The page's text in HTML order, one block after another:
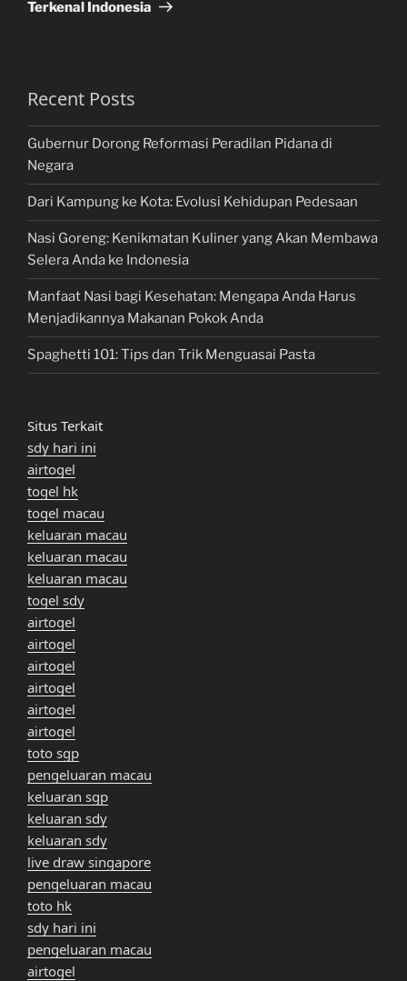
Terkenal Indonesia
Recent Posts
Gubernur Dorong Reformasi Peradilan Pidana di
Negara
Dari Kampung ke Kota: Evolusi Kehidupan Pedesaan
Nasi Goreng: Kenikmatan Kuliner yang Akan Membawa
Selera Anda ke Indonesia
Manfaat Nasi bagi Kesehatan: Mengapa Anda Harus
Menjadikannya Makanan Pokok Anda
Spaghetti 101: Tips dan Trik Menguasai Pasta
Situs Terkait
sdy hari ini
airtogel
togel hk
togel macau
keluaran macau
keluaran macau
keluaran macau
togel sdy
airtogel
airtogel
airtogel
airtogel
airtogel
airtogel
toto sgp
pengeluaran macau
keluaran sgp
keluaran sdy
keluaran sdy
live draw singapore
pengeluaran macau
toto hk
sdy hari ini
pengeluaran macau
airtogel